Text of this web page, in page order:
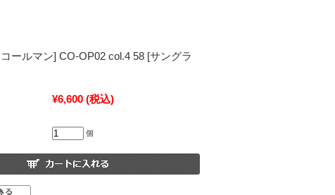
ールマン] CO-OP02 col.4 58 [サングラ
¥6,600 (税込)
個